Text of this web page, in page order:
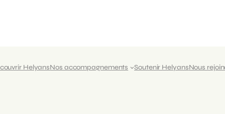
HelyansNos accompagnements Soutenir HelyansNous